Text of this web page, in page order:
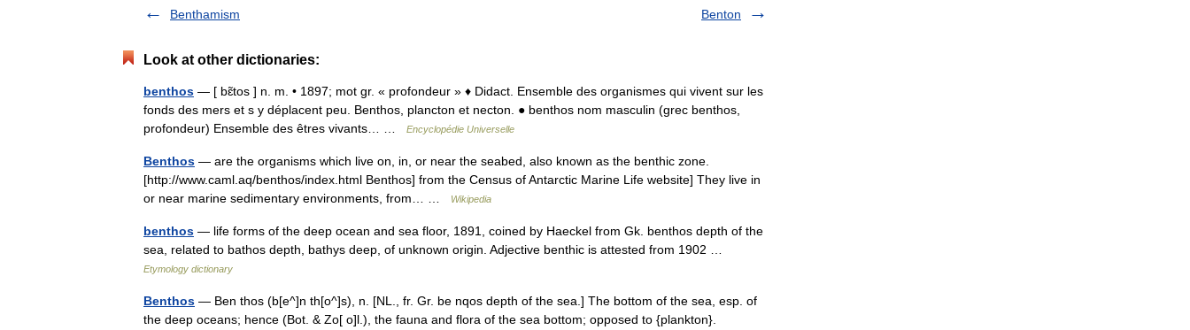
Benthamism
Benton
Look at other dictionaries:
benthos — [ bɛ̃tos ] n. m. • 1897; mot gr. « profondeur » ♦ Didact. Ensemble des organismes qui vivent sur les
fonds des mers et s y déplacent peu. Benthos, plancton et necton. ● benthos nom masculin (grec benthos,
profondeur) Ensemble des êtres vivants… …
Encyclopédie Universelle
Benthos — are the organisms which live on, in, or near the seabed, also known as the benthic zone.
[http://www.caml.aq/benthos/index.html Benthos] from the Census of Antarctic Marine Life website] They live in
or near marine sedimentary environments, from… …
Wikipedia
benthos — life forms of the deep ocean and sea floor, 1891, coined by Haeckel from Gk. benthos depth of the
sea, related to bathos depth, bathys deep, of unknown origin. Adjective benthic is attested from 1902 …
Etymology dictionary
Benthos — Ben thos (b[e^]n th[o^]s), n. [NL., fr. Gr. be nqos depth of the sea.] The bottom of the sea, esp. of
the deep oceans; hence (Bot. & Zo[ o]l.), the fauna and flora of the sea bottom; opposed to {plankton}.